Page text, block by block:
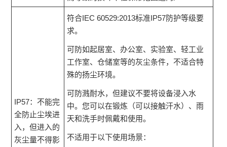
IP57：不能完
全防止尘埃进
入，但进入的
灰尘量不得影
符合IEC 60529:2013标准IP57防护等级要
求。
可防如起居室、办公室、实验室、轻工业
工作室、仓储室等的灰尘条件，不适合特
殊的扬尘环境。
可防溅耐水，但建议不要将设备浸入水
中。您可以在锻炼（可以接触汗水）、雨
天和洗手时佩戴和使用。
不适用于以下使用场景：